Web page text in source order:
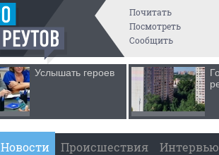
Почитать
Посмотреть
Сообщить
Услышать героев
Новости Происшествия Интервью